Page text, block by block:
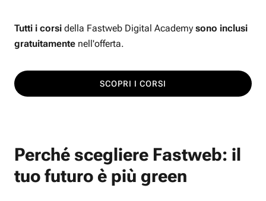
Tutti i corsi della Fastweb Digital Academy sono inclusi
gratuitamente nell'offerta.
SCOPRI I CORSI
Perché scegliere Fastweb: il
tuo futuro è più green